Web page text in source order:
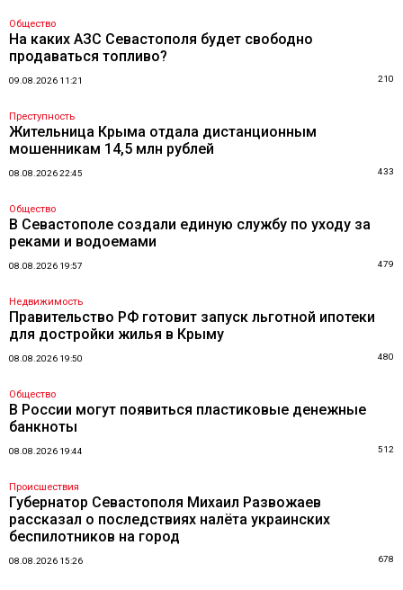
Общество
На каких АЗС Севастополя будет свободно
продаваться топливо?
09.08.2026 11:21 210
Преступность
Жительница Крыма отдала дистанционным
мошенникам 14,5 млн рублей
08.08.2026 22:45 433
Общество
В Севастополе создали единую службу по уходу за
реками и водоемами
08.08.2026 19:57 479
Недвижимость
Правительство РФ готовит запуск льготной ипотеки
для достройки жилья в Крыму
08.08.2026 19:50 480
Общество
В России могут появиться пластиковые денежные
банкноты
08.08.2026 19:44 512
Происшествия
Губернатор Севастополя Михаил Развожаев
рассказал о последствиях налёта украинских
беспилотников на город
08.08.2026 15:26 678